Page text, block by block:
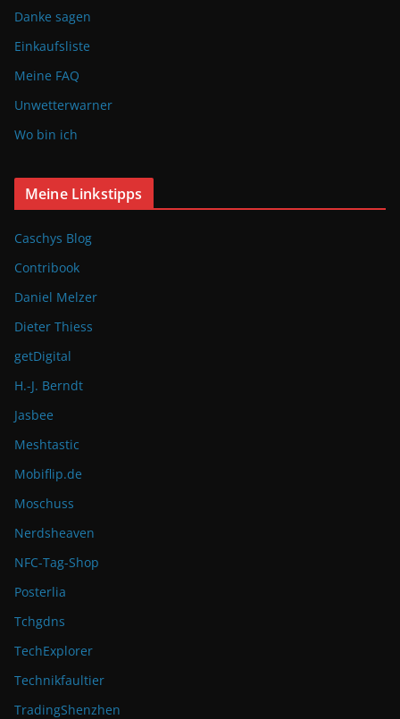
Danke sagen
Einkaufsliste
Meine FAQ
Unwetterwarner
Wo bin ich
Meine Linkstipps
Caschys Blog
Contribook
Daniel Melzer
Dieter Thiess
getDigital
H.-J. Berndt
Jasbee
Meshtastic
Mobiflip.de
Moschuss
Nerdsheaven
NFC-Tag-Shop
Posterlia
Tchgdns
TechExplorer
Technikfaultier
TradingShenzhen